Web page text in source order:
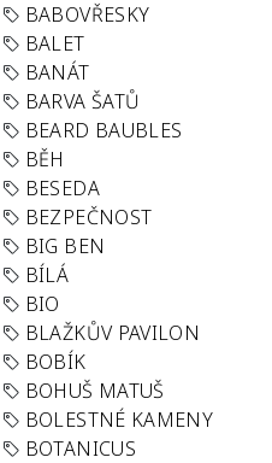
BABOVŘESKY
BALET
BANÁT
BARVA ŠATŮ
BEARD BAUBLES
BĚH
BESEDA
BEZPEČNOST
BIG BEN
BÍLÁ
BIO
BLAŽKŮV PAVILON
BOBÍK
BOHUŠ MATUŠ
BOLESTNÉ KAMENY
BOTANICUS